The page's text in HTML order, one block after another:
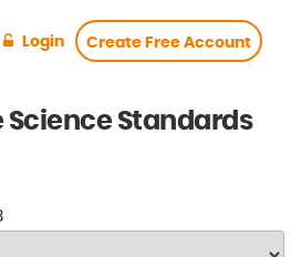
Login Create Free Account
Science Standards